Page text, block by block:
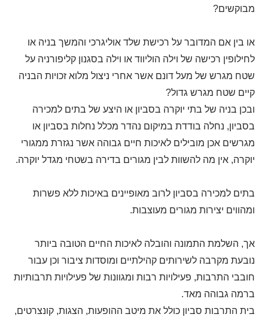
מבוקשים?
או בין אם המדובר על רכישת שלד אוליגרכי והמשך בניה או
לחילופין רכישה של וילה הוליווד או וילה בסגנון קליפורניה על
שטח מגרש של מעל דונם אשר אחרי ניצול מלוא זכויות הבניה
קיים שטח מגרש גדול?
ובכן בניה של בתי יוקרה בסביון או היצע של בתים למכירה
בסביון, נחלה בודדת במיקום נהדר מכלל נחלות בסביון או
מגרשים אכן מובילים לאיכות חיים גבוהה אשר נגזרת ממגורי
יוקרה, אין מה להשוות לבין מגורים בדירה בשטחי מגדל יוקרה.
בתים למכירה בסביון לרוב מאופיינים באיכות ללא פשרות
ומהווים יצירות מגורים מעוצבות.
אך, השלמת התמונה והובלה לאיכות החיים הטובה ביותר
נובעת מקרבה לשירותים קהילתיים ומוסדות ציבור וכן עבור
חובבי התרבות, פעילויות רבות ומגוונות של פעילויות תרבותיות
ברמה גבוהה מאד.
בית התרבות סביון כולל את מיטב ההופעות, הצגות, קונצרטים,